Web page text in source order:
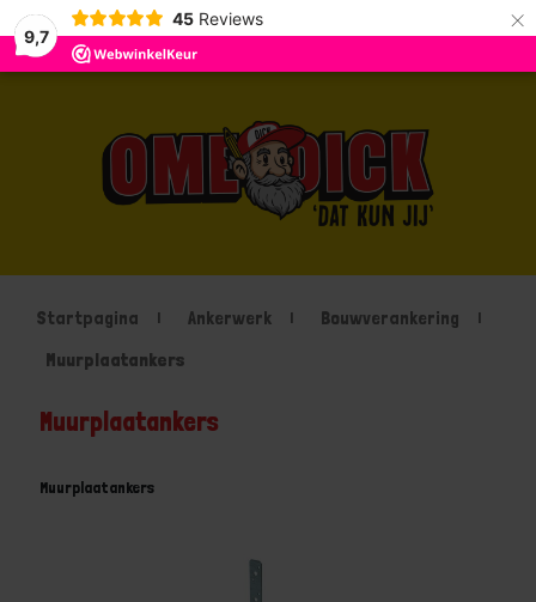
9,7
45 Reviews ×
Startpagina Ankerwerk
Bouwverankering
Muurplaatankers
Muurplaatankers
Muurplaatankers